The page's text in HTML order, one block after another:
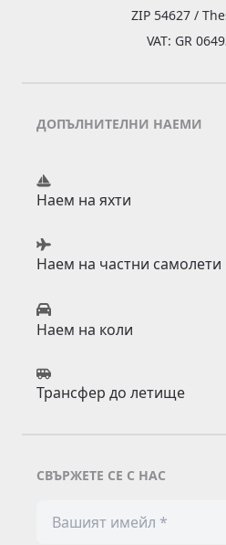
ZIP 54627 /
VAT: GR
ДОПЪЛНИТЕЛНИ НАЕМИ
Наем на яхти
Наем на частни самолети
Наем на коли
Трансфер до летище
СВЪРЖЕТЕ СЕ С НАС